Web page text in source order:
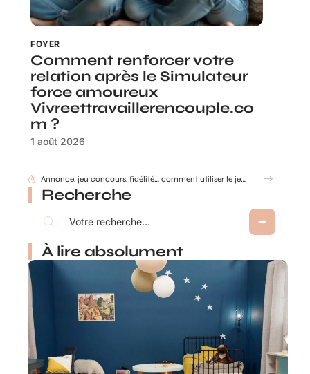
FOYER
Comment renforcer votre
relation après le Simulateur
force amoureux
Vivreettravaillerencouple.co
m ?
1 août 2026
Annonce, jeu concours, fidélité… comment utiliser le jeu à gratter personnalisé ?
Recherche
À lire absolument